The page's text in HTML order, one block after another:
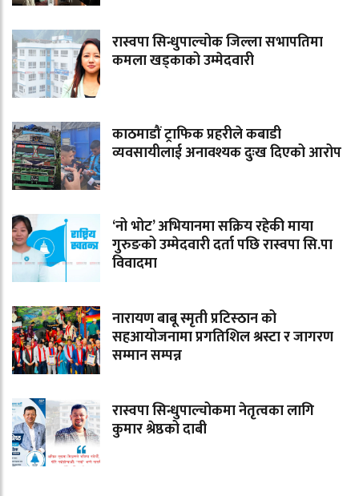
रास्वपा सिन्धुपाल्चोक जिल्ला सभापतिमा
कमला खड्काको उम्मेदवारी
काठमाडौं ट्राफिक प्रहरीले कबाडी
व्यवसायीलाई अनावश्यक दुःख दिएको आरोप
‘नो भोट’ अभियानमा सक्रिय रहेकी माया
गुरुङको उम्मेदवारी दर्ता पछि रास्वपा सि.पा
विवादमा
नारायण बाबू स्मृती प्रटिस्ठान को
सहआयोजनामा प्रगतिशिल श्रस्टा र जागरण
सम्मान सम्पन्न
रास्वपा सिन्धुपाल्चोकमा नेतृत्वका लागि
कुमार श्रेष्ठको दाबी